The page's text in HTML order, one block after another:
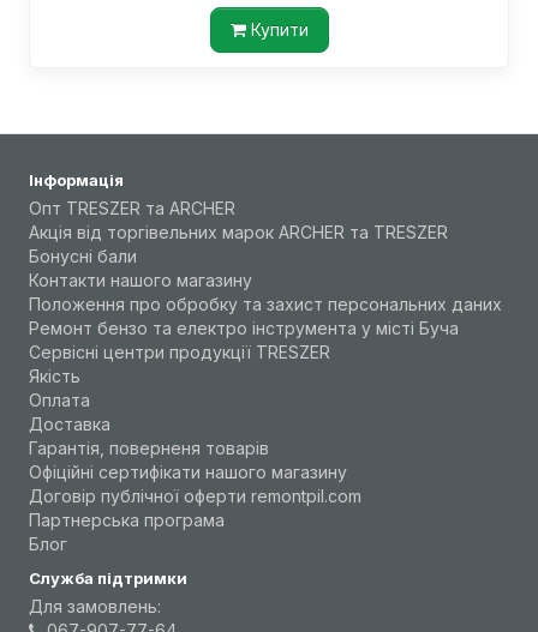
Купити
Інформація
Опт TRESZER та ARCHER
Акція від торгівельних марок ARCHER та TRESZER
Бонусні бали
Контакти нашого магазину
Положення про обробку та захист персональних даних
Ремонт бензо та електро інструмента у місті Буча
Сервісні центри продукції TRESZER
Якість
Оплата
Доставка
Гарантія, поверненя товарів
Офіційні сертифікати нашого магазину
Договір публічної оферти remontpil.com
Партнерська програма
Блог
Служба підтримки
Для замовлень: